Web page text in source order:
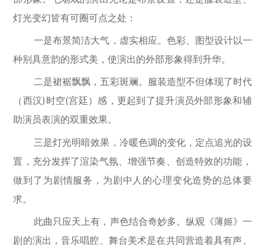
灯光变幻皆有可圈可点之处：
一是布景简洁大气，虚实相应。色彩、图型设计以一
种别具意韵的形式美，使演出的外部形象得到升华。
二是裙裾飘飘，五彩斑斓。服装造型不但体现了时代
（西汉)时空(宫廷）感，更起到了提升演员外部形象和辅
助演员表演的双重效果。
三是灯光明暗效果，冷暖色调的变化，定点追光的设
置，充分发挥了渲染气氛、增强节奏、创造特效的功能，
做到了为剧情服务，为剧中人的心理变化造势的总体要
求。
此曲只应天上有，声色结合奇妙多。纵观《薄姬》一
剧的演出，音乐唱腔、舞台美术是在共同营造着具有声、